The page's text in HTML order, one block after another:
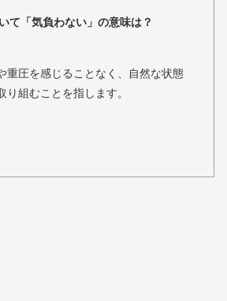
て「気負わない」の意味は？
重圧を感じることなく、自然な状態
り組むことを指します。